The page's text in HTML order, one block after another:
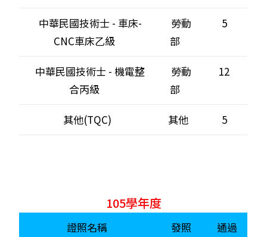
中華民國技術士 - 車床-
CNC車床乙級
勞動
部
5
中華民國技術士 - 機電整
合丙級
勞動
部
12
其他(TQC) 其他 5
105學年度
證照名稱
發照
通過